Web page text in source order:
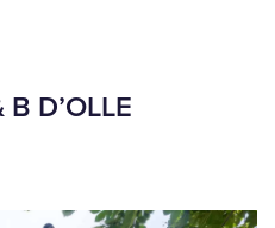
D’OLLE